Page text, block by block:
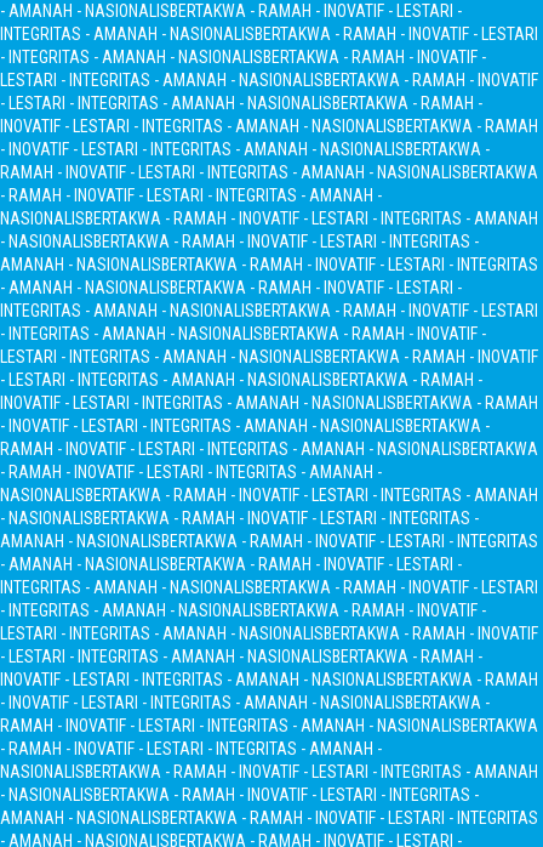
- AMANAH - NASIONALISBERTAKWA - RAMAH - INOVATIF - LESTARI -
INTEGRITAS - AMANAH - NASIONALISBERTAKWA - RAMAH - INOVATIF - LESTARI
- INTEGRITAS - AMANAH - NASIONALISBERTAKWA - RAMAH - INOVATIF -
LESTARI - INTEGRITAS - AMANAH - NASIONALISBERTAKWA - RAMAH - INOVATIF
- LESTARI - INTEGRITAS - AMANAH - NASIONALISBERTAKWA - RAMAH -
INOVATIF - LESTARI - INTEGRITAS - AMANAH - NASIONALISBERTAKWA - RAMAH
- INOVATIF - LESTARI - INTEGRITAS - AMANAH - NASIONALISBERTAKWA -
RAMAH - INOVATIF - LESTARI - INTEGRITAS - AMANAH - NASIONALISBERTAKWA
- RAMAH - INOVATIF - LESTARI - INTEGRITAS - AMANAH -
NASIONALISBERTAKWA - RAMAH - INOVATIF - LESTARI - INTEGRITAS - AMANAH
- NASIONALISBERTAKWA - RAMAH - INOVATIF - LESTARI - INTEGRITAS -
AMANAH - NASIONALISBERTAKWA - RAMAH - INOVATIF - LESTARI - INTEGRITAS
- AMANAH - NASIONALISBERTAKWA - RAMAH - INOVATIF - LESTARI -
INTEGRITAS - AMANAH - NASIONALISBERTAKWA - RAMAH - INOVATIF - LESTARI
- INTEGRITAS - AMANAH - NASIONALISBERTAKWA - RAMAH - INOVATIF -
LESTARI - INTEGRITAS - AMANAH - NASIONALISBERTAKWA - RAMAH - INOVATIF
- LESTARI - INTEGRITAS - AMANAH - NASIONALISBERTAKWA - RAMAH -
INOVATIF - LESTARI - INTEGRITAS - AMANAH - NASIONALISBERTAKWA - RAMAH
- INOVATIF - LESTARI - INTEGRITAS - AMANAH - NASIONALISBERTAKWA -
RAMAH - INOVATIF - LESTARI - INTEGRITAS - AMANAH - NASIONALISBERTAKWA
- RAMAH - INOVATIF - LESTARI - INTEGRITAS - AMANAH -
NASIONALISBERTAKWA - RAMAH - INOVATIF - LESTARI - INTEGRITAS - AMANAH
- NASIONALISBERTAKWA - RAMAH - INOVATIF - LESTARI - INTEGRITAS -
AMANAH - NASIONALISBERTAKWA - RAMAH - INOVATIF - LESTARI - INTEGRITAS
- AMANAH - NASIONALISBERTAKWA - RAMAH - INOVATIF - LESTARI -
INTEGRITAS - AMANAH - NASIONALISBERTAKWA - RAMAH - INOVATIF - LESTARI
- INTEGRITAS - AMANAH - NASIONALISBERTAKWA - RAMAH - INOVATIF -
LESTARI - INTEGRITAS - AMANAH - NASIONALISBERTAKWA - RAMAH - INOVATIF
- LESTARI - INTEGRITAS - AMANAH - NASIONALISBERTAKWA - RAMAH -
INOVATIF - LESTARI - INTEGRITAS - AMANAH - NASIONALISBERTAKWA - RAMAH
- INOVATIF - LESTARI - INTEGRITAS - AMANAH - NASIONALISBERTAKWA -
RAMAH - INOVATIF - LESTARI - INTEGRITAS - AMANAH - NASIONALISBERTAKWA
- RAMAH - INOVATIF - LESTARI - INTEGRITAS - AMANAH -
NASIONALISBERTAKWA - RAMAH - INOVATIF - LESTARI - INTEGRITAS - AMANAH
- NASIONALISBERTAKWA - RAMAH - INOVATIF - LESTARI - INTEGRITAS -
AMANAH - NASIONALISBERTAKWA - RAMAH - INOVATIF - LESTARI - INTEGRITAS
- AMANAH - NASIONALISBERTAKWA - RAMAH - INOVATIF - LESTARI -